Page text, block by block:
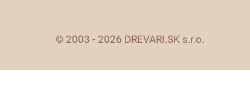
© 2003 - 2026 DREVARI.SK s.r.o.